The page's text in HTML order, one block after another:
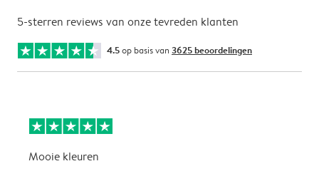
5-sterren reviews van onze tevreden klanten
4.5op basis van 3625 beoordelingen
Mooie kleuren